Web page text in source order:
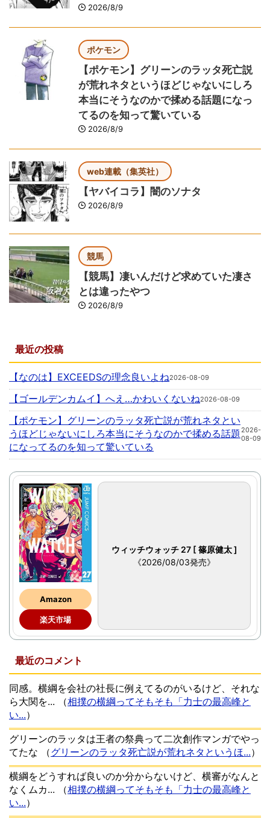
2026/8/9
ポケモン
【ポケモン】グリーンのラッタ死亡説
が荒れネタというほどじゃないにしろ
本当にそうなのかで揉める話題になっ
てるのを知って驚いている
2026/8/9
web連載（集英社）
【ヤバイコラ】闇のソナタ
2026/8/9
競馬
【競馬】凄いんだけど求めていた凄さ
とは違ったやつ
2026/8/9
最近の投稿
【なのは】EXCEEDSの理念良いよね2026-08-09
【ゴールデンカムイ】へえ…かわいくないね2026-08-09
【ポケモン】グリーンのラッタ死亡説が荒れネタとい
うほどじゃないにしろ本当にそうなのかで揉める話題
になってるのを知って驚いている
2026-
08-09
Amazon
楽天市場
ウィッチウォッチ 27 [ 篠原健太 ]
《2026/08/03発売》
最近のコメント
同感。横綱を会社の社長に例えてるのがいるけど、それな
ら大関を...
（相撲の横綱ってそもそも「力士の最高峰と
い...）
グリーンのラッタは王者の祭典って二次創作マンガでやっ
てたな
（グリーンのラッタ死亡説が荒れネタというほ...）
横綱をどうすれば良いのか分からないけど、横審がなんと
なくムカ...
（相撲の横綱ってそもそも「力士の最高峰と
い...）